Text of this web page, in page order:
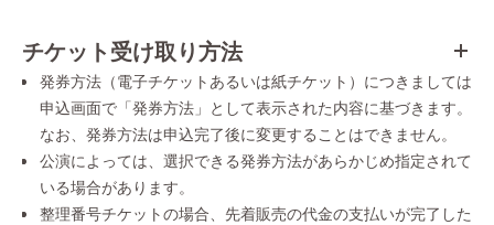
チケット受け取り方法
発券方法（電子チケットあるいは紙チケット）につきましては
申込画面で「発券方法」として表示された内容に基づきます。
なお、発券方法は申込完了後に変更することはできません。
公演によっては、選択できる発券方法があらかじめ指定されて
いる場合があります。
整理番号チケットの場合、先着販売の代金の支払いが完了した